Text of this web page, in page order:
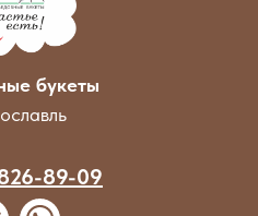
букеты
89-09